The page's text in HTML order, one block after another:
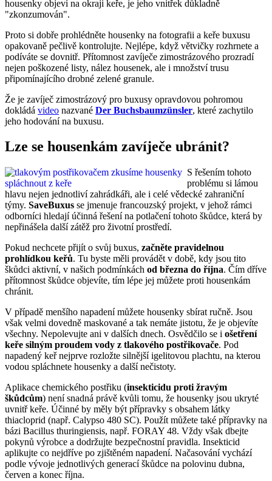
housenky objeví na okraji keře, je jeho vnitřek důkladně
"zkonzumován".
Proto si dobře prohlédněte housenky na fotografii a keře buxusu
opakovaně pečlivě kontrolujte. Nejlépe, když větvičky rozhrnete a
podíváte se dovnitř. Přítomnost zavíječe zimostrázového prozradí
nejen poškozené listy, nález housenek, ale i množství trusu
připomínajícího drobné zelené granule.
Že je zavíječ zimostrázový pro buxusy opravdovou pohromou
dokládá video nazvané Der Buchsbaumzünsler, které zachytilo
jeho hodování na buxusu.
Lze se housenkám zavíječe ubránit?
S řešením tohoto
problému si lámou
hlavu nejen jednotliví zahrádkáři, ale i celé vědecké zahraniční
týmy. SaveBuxus se jmenuje francouzský projekt, v jehož rámci
odborníci hledají účinná řešení na potlačení tohoto škůdce, která by
nepřinášela další zátěž pro životní prostředí.
Pokud nechcete přijít o svůj buxus, začněte pravidelnou
prohlídkou keřů. Tu byste měli provádět v době, kdy jsou tito
škůdci aktivní, v našich podmínkách od března do října. Čím dříve
přítomnost škůdce objevíte, tím lépe jej můžete proti housenkám
chránit.
V případě menšího napadení můžete housenky sbírat ručně. Jsou
však velmi dovedně maskované a tak nemáte jistotu, že je objevíte
všechny. Nepolevujte ani v dalších dnech. Osvědčilo se i ošetření
keře silným proudem vody z tlakového postřikovače. Pod
napadený keř nejprve rozložte silnější igelitovou plachtu, na kterou
vodou spláchnete housenky a další nečistoty.
Aplikace chemického postřiku (insekticidu proti žravým
škůdcům) není snadná právě kvůli tomu, že housenky jsou ukryté
uvnitř keře. Účinné by měly být přípravky s obsahem látky
thiacloprid (např. Calypso 480 SC). Použít můžete také přípravky na
bázi Bacillus thuringiensis, např. FORAY 48. Vždy však dbejte
pokynů výrobce a dodržujte bezpečnostní pravidla. Insekticid
aplikujte co nejdříve po zjištěném napadení. Načasování vychází
podle vývoje jednotlivých generací škůdce na polovinu dubna,
červen a konec října.